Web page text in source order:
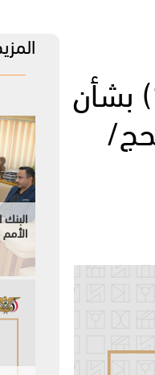
محافظ البنك المركزي يصدر قرار رقم (11) بشأن
الأمم